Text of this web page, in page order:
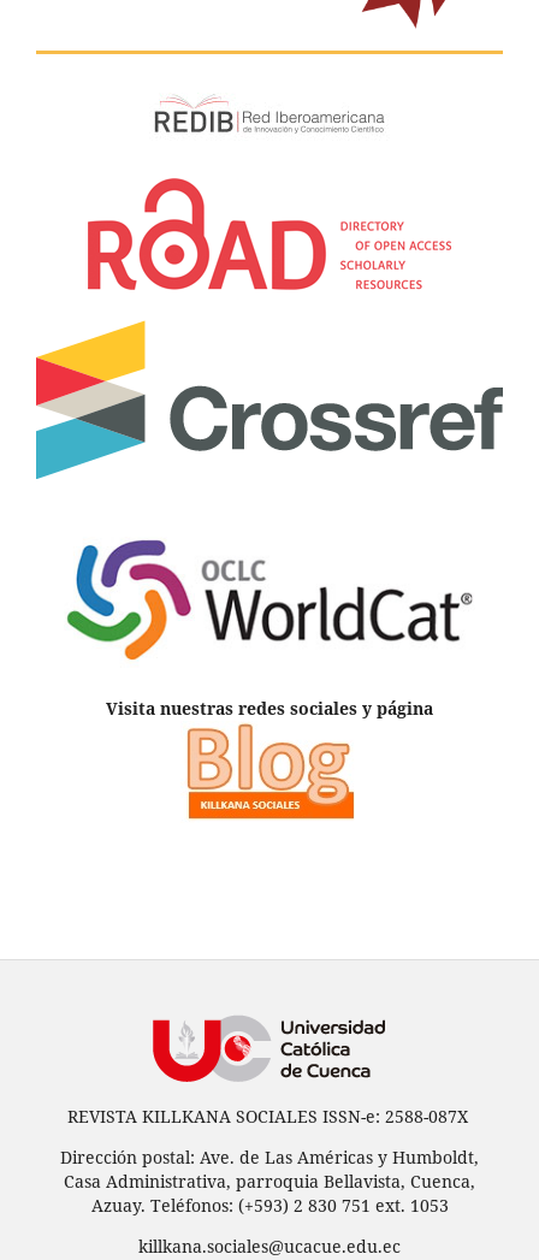
Visita nuestras redes sociales y página
REVISTA KILLKANA SOCIALES ISSN-e: 2588-087X
Dirección postal: Ave. de Las Américas y Humboldt,
Casa Administrativa, parroquia Bellavista, Cuenca,
Azuay. Teléfonos: (+593) 2 830 751 ext. 1053
killkana.sociales@ucacue.edu.ec